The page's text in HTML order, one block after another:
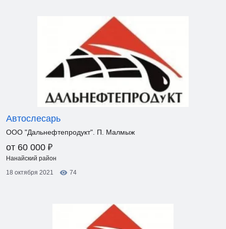
Автослесарь
ООО "Дальнефтепродукт". П. Малмыж
от 60 000 ₽
Нанайский район
18 октября 2021
74